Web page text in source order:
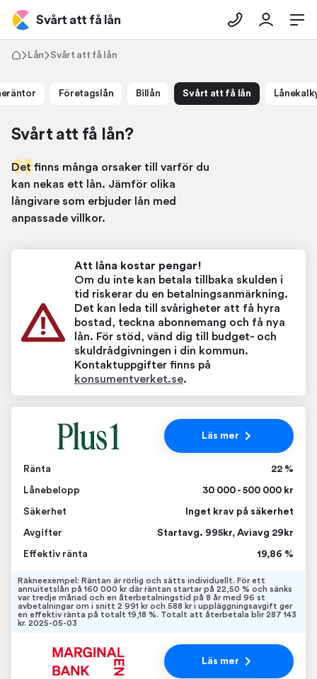
Svårt att få lån
Lån Svårt att få lån
Företagslån Billån Svårt att få lån
Svårt att få lån?
Det finns många orsaker till varför du
kan nekas ett lån. Jämför olika
långivare som erbjuder lån med
anpassade villkor.
Att låna kostar pengar!
Om du inte kan betala tillbaka skulden i
tid riskerar du en betalningsanmärkning.
Det kan leda till svårigheter att få hyra
bostad, teckna abonnemang och få nya
lån. För stöd, vänd dig till budget- och
skuldrådgivningen i din kommun.
Kontaktuppgifter finns på
konsumentverket.se.
Ränta 22 %
Lånebelopp 30 000 - 500 000 kr
Säkerhet Inget krav på säkerhet
Avgifter Startavg. 995kr, Aviavg 29kr
Effektiv ränta 19,86 %
Läs mer
Räkneexempel: Räntan är rörlig och sätts individuellt. För ett
annuitetslån på 160 000 kr där räntan startar på 22,50 % och sänks
var tredje månad och en återbetalningstid på 8 år med 96 st
avbetalningar om i snitt 2 991 kr och 588 kr i uppläggningsavgift ger
en effektiv ränta på totalt 19,18 %. Totalt att återbetala blir 287 143
kr. 2025-05-03
Läs mer